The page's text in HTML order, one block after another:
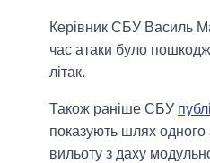
Керівник СБУ Василь
час атаки було
літак.
Також ранiше СБУ
показують шлях одного
вильоту з даху